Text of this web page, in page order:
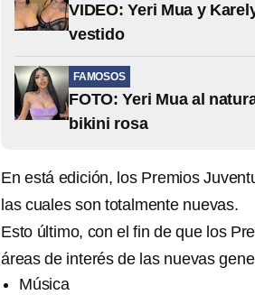
VIDEO: Yeri Mua y
vestido
FAMOSOS
FOTO: Yeri Mua al
bikini rosa
En está edición, los Premios
las cuales son totalmente nuevas.
Esto último, con el fin de que los
áreas de interés de las nuevas
Música